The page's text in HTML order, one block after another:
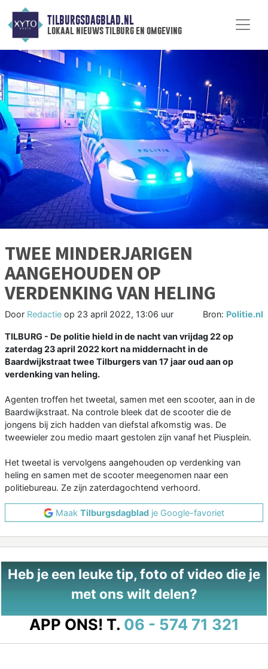
TILBURGSDAGBLAD.NL
lokaal nieuws tilburg en omgeving
TWEE MINDERJARIGEN
AANGEHOUDEN OP
VERDENKING VAN HELING
Door Redactie op 23 april 2022, 13:06 uur Bron: Politie.nl
TILBURG - De politie hield in de nacht van vrijdag 22 op
zaterdag 23 april 2022 kort na middernacht in de
Baardwijkstraat twee Tilburgers van 17 jaar oud aan op
verdenking van heling.
Agenten troffen het tweetal, samen met een scooter, aan in de
Baardwijkstraat. Na controle bleek dat de scooter die de
jongens bij zich hadden van diefstal afkomstig was. De
tweewieler zou medio maart gestolen zijn vanaf het Piusplein.
Het tweetal is vervolgens aangehouden op verdenking van
heling en samen met de scooter meegenomen naar een
politiebureau. Ze zijn zaterdagochtend verhoord.
Maak Tilburgsdagblad je Google-favoriet
Heb je een leuke tip, foto of video die je
met ons wilt delen?
APP ONS! T. 06 - 574 71 321